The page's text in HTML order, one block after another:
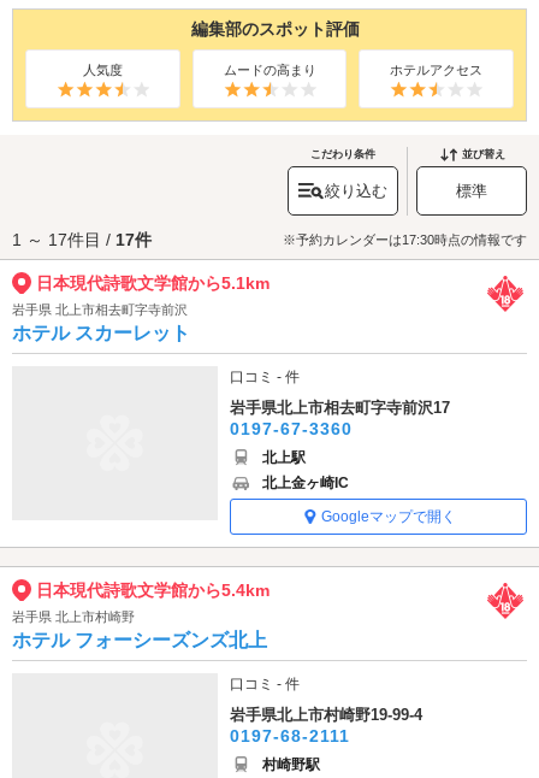
編集部のスポット評価
人気度 ムードの高まり ホテルアクセス
こだわり条件
絞り込む
並び替え
標準
1 ～ 17件目 / 17件 ※予約カレンダーは17:30時点の情報です
日本現代詩歌文学館から5.1km
岩手県 北上市相去町字寺前沢
ホテル スカーレット
口コミ - 件
岩手県北上市相去町字寺前沢17
0197-67-3360
北上駅
北上金ヶ崎IC
Googleマップで開く
日本現代詩歌文学館から5.4km
岩手県 北上市村崎野
ホテル フォーシーズンズ北上
口コミ - 件
岩手県北上市村崎野19-99-4
0197-68-2111
村崎野駅